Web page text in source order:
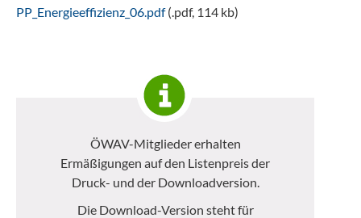
PP_Energieeffizienz_06.pdf(.pdf, 114 kb)
ÖWAV-Mitglieder erhalten
Ermäßigungen auf den Listenpreis der
Druck- und der Downloadversion.
Die Download-Version steht für